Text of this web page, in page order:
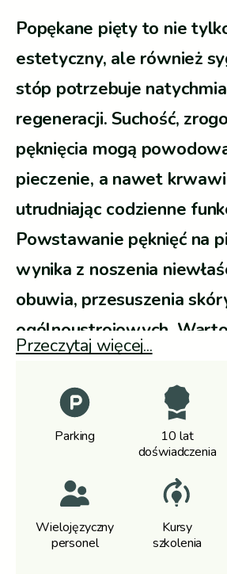
Popękane pięty to nie
estetyczny, ale również
stóp potrzebuje
regeneracji. Suchość,
pęknięcia mogą
pieczenie, a nawet
utrudniając codzienne
Powstawanie pęknięć na
wynika z noszenia
obuwia, przesuszenia
ogólnoustrojowych.
wiedzieć, jak dbać o
zapobiec pogłębianiu się
przywrócić skórze
Regularna pielęgnacja i
to klucz do gładkich,
Przeczytaj więcej...
Parking
10 lat
doświadczenia
Wielojęzyczny
personel
Kursy
szkolenia